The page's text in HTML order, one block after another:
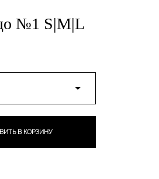
№1 S|M|L
В КОРЗИНУ